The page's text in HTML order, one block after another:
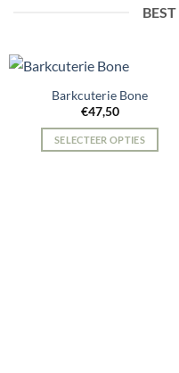
Barkcuterie Bone
€47,50
SELECTEER OPTIES